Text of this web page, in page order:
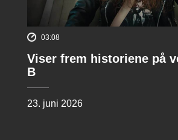
03:08
Viser frem historiene på
B
23. juni 2026